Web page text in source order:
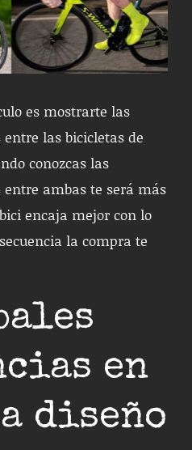
es mostrarte las
las bicicletas de
conozcas las
ambas te será más
encaja mejor con lo
la compra te
en
diseño